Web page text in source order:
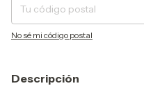
No sé mi código postal
Descripción